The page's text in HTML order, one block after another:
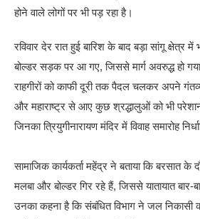
होने वाले लोगों पर भी पड़ रहा है।
रविवार देर रात हुई बारिश के बाद बड़ा सांगू क्षेत्र में
बोल्डर सड़क पर आ गए, जिससे मार्ग अवरुद्ध हो
राहगीरों को काफी दूरी तक पैदल चलकर अपने
और महाराष्ट्र से आए कुछ श्रद्धालुओं को भी
जिनका त्रियुगीनारायण मंदिर में विवाह समारोह
सामाजिक कार्यकर्ता महेंद्र ने बताया कि बरसात के
मलबा और बोल्डर गिर रहे हैं, जिससे यातायात बार-
उनका कहना है कि संबंधित विभाग ने जल निकासी